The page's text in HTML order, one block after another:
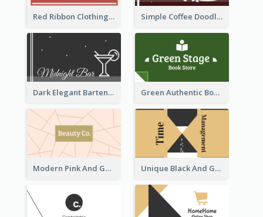
Red Ribbon Clothing Business Card Design Free Simple Coffee Doodle Business Card Maker
Dark Elegant Bartender Personal Business Card Design Green Authentic Book Store Basic Business Card Maker
Modern Pink And Gold Polygon Personal Business Card Maker Unique Black And Gold Geometric Business Card Templates